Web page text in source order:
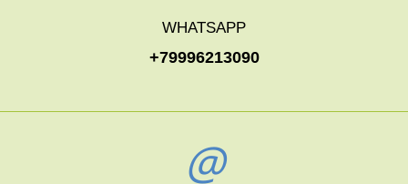
WHATSAPP
+79996213090